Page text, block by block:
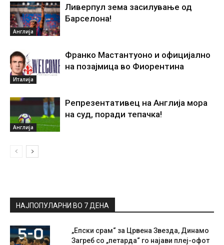
Англија
Ливерпул зема засилување од
Барселона!
Италија
Франко Мастантуоно и официјално
на позајмица во Фиорентина
Англија
Репрезентативец на Англија мора
на суд, поради тепачка!
НАЈПОПУЛАРНИ ВО 7 ДЕНА
„Епски срам“ за Црвена Звезда, Динамо
Загреб со „петарда“ го најави плеј-офот